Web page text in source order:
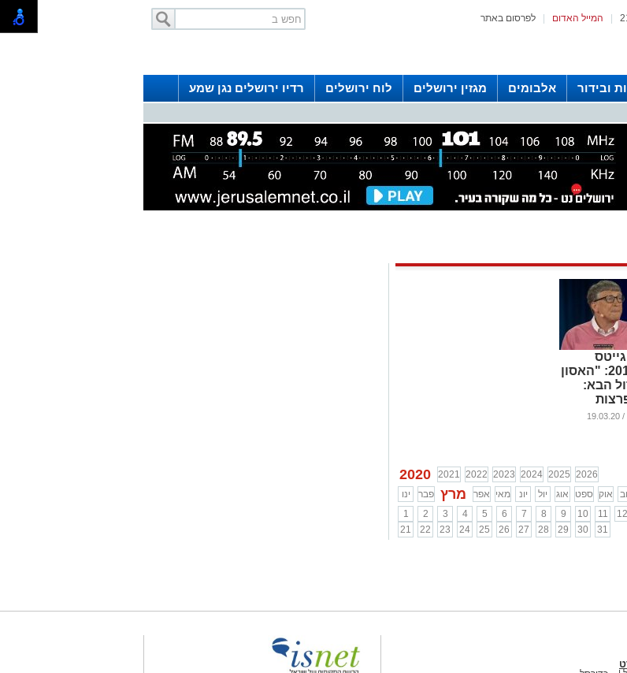
לפרסום באתר המייל האדום
ובידור אלבומים מגזין ירושלים לוח ירושלים
רדיו ירושלים נגן שמע
ב-2015: "האסון
הבא:
2020 2021 2022 2023 2024 2025 2026
ינו
פבר מרץ אפר מאי יונ יול אוג ספט אוק
1
2 3 4 5 6 7 8 9 10 11 12
21
22 23 24 25 26 27 28 29 30 31